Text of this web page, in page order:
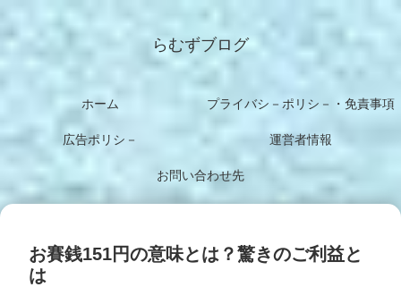
らむずブログ
ホーム プライバシ－ポリシ－・免責事項
広告ポリシ－ 運営者情報
お問い合わせ先
お賽銭151円の意味とは？驚きのご利益と
は